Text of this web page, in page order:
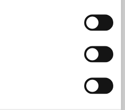
nebunia: scandal,
părinți și prieteni
pe fostul partener),
iubitori, atenți și…
e că în astfel de situații
există recenzii